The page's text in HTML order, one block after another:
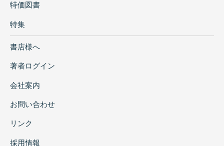
特価図書
特集
書店様へ
著者ログイン
会社案内
お問い合わせ
リンク
採用情報